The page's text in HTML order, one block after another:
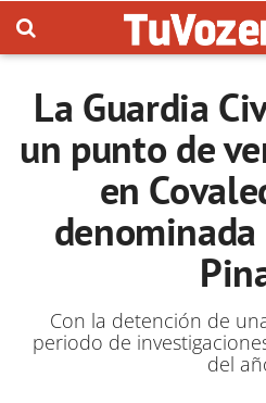
La Guardia
un punto de
en
Con la detención de
periodo de
del